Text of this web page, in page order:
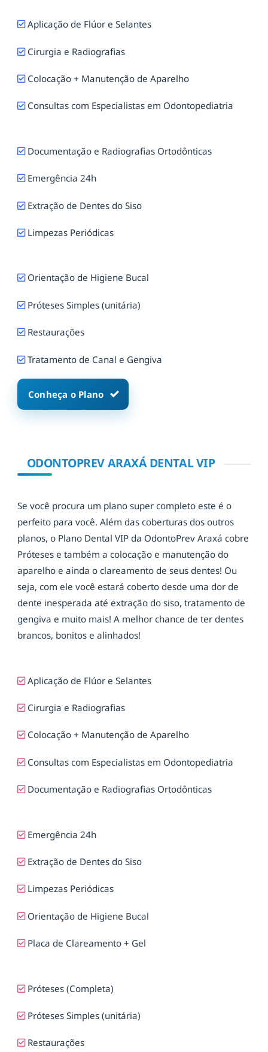
Aplicação de Flúor e Selantes
Cirurgia e Radiografias
Colocação + Manutenção de Aparelho
Consultas com Especialistas em Odontopediatria
Documentação e Radiografias Ortodônticas
Emergência 24h
Extração de Dentes do Siso
Limpezas Periódicas
Orientação de Higiene Bucal
Próteses Simples (unitária)
Restaurações
Tratamento de Canal e Gengiva
Conheça o Plano
ODONTOPREV ARAXÁ DENTAL VIP
Se você procura um plano super completo este é o
perfeito para você. Além das coberturas dos outros
planos, o Plano Dental VIP da OdontoPrev Araxá cobre
Próteses e também a colocação e manutenção do
aparelho e ainda o clareamento de seus dentes! Ou
seja, com ele você estará coberto desde uma dor de
dente inesperada até extração do siso, tratamento de
gengiva e muito mais! A melhor chance de ter dentes
brancos, bonitos e alinhados!
Aplicação de Flúor e Selantes
Cirurgia e Radiografias
Colocação + Manutenção de Aparelho
Consultas com Especialistas em Odontopediatria
Documentação e Radiografias Ortodônticas
Emergência 24h
Extração de Dentes do Siso
Limpezas Periódicas
Orientação de Higiene Bucal
Placa de Clareamento + Gel
Próteses (Completa)
Próteses Simples (unitária)
Restaurações